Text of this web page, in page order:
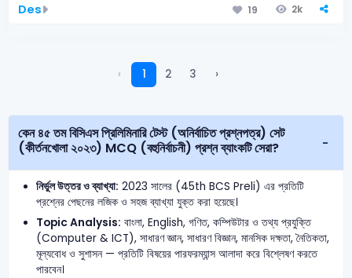
Des 19 2k
‹ 1 2 3 ›
কেন ৪৫ তম বিসিএস প্রিলিমিনারি টেস্ট (অনির্বাচিত প্রশ্নপত্র) সেট
(কীর্তনখোলা ২০২৩) MCQ (বহুনির্বাচনী) প্রশ্ন ব্যাংকটি সেরা?
নির্ভুল উত্তর ও ব্যাখ্যা: 2023 সালের (45th BCS Preli) এর প্রতিটি
প্রশ্নের পেছনের লজিক ও সহজ ব্যাখ্যা যুক্ত করা হয়েছে।
Topic Analysis: বাংলা, English, গণিত, কম্পিউটার ও তথ্য প্রযুক্তি
(Computer & ICT), সাধারণ জ্ঞান, সাধারণ বিজ্ঞান, মানসিক দক্ষতা, নৈতিকতা,
মূল্যবোধ ও সুশাসন — প্রতিটি বিষয়ের পারফরম্যান্স আলাদা করে বিশ্লেষণ করতে
পারবেন।